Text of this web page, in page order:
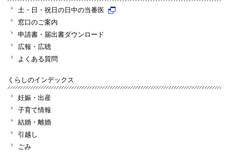
土・日・祝日の日中の当番医
窓口のご案内
申請書・届出書ダウンロード
広報・広聴
よくある質問
くらしのインデックス
妊娠・出産
子育て情報
結婚・離婚
引越し
ごみ